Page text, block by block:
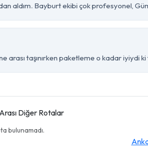
aldım. Bayburt ekibi çok profesyonel,
arası taşınırken paketleme o kadar iyiydi ki
Diğer Rotalar
bulunamadı.